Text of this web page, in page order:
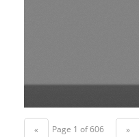
« Page 1 of 606 »